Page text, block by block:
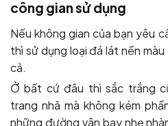
công gian sử dụng
Nếu không gian của bạn yêu
thì sử dụng loại đá lát nền
cả.
Ở bất cứ đâu thì sắc trắng
trang nhã mà không kém
những đường vân bay nhẹ